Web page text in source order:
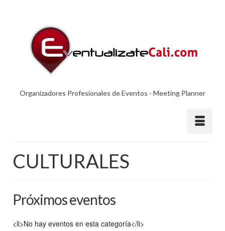
Organizadores Profesionales de Eventos - Meeting Planner
CULTURALES
Próximos eventos
<li>No hay eventos en esta categoría</li>